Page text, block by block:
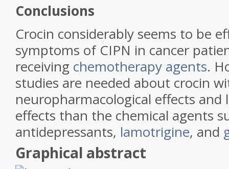
Conclusions
Crocin considerably seems to be
symptoms of CIPN in cancer
receiving chemotherapy agents.
studies are needed about crocin
neuropharmacological effects and
effects than the chemical agents
antidepressants, lamotrigine, and
Graphical abstract